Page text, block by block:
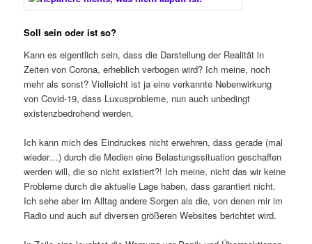
Soll sein oder ist so?
Kann es eigentlich sein, dass die Darstellung der Realität in
Zeiten von Corona, erheblich verbogen wird? Ich meine, noch
mehr als sonst? Vielleicht ist ja eine verkannte Nebenwirkung
von Covid-19, dass Luxusprobleme, nun auch unbedingt
existenzbedrohend werden.
Ich kann mich des Eindruckes nicht erwehren, dass gerade (mal
wieder…) durch die Medien eine Belastungssituation geschaffen
werden will, die so nicht existiert?! Ich meine, nicht das wir keine
Probleme durch die aktuelle Lage haben, dass garantiert nicht.
Ich sehe aber im Alltag andere Sorgen als die, von denen mir im
Radio und auch auf diversen größeren Websites berichtet wird.